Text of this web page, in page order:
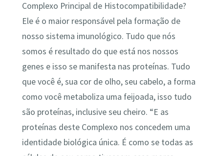
Complexo Principal de Histocompatibilidade?
Ele é o maior responsável pela formação de
nosso sistema imunológico. Tudo que nós
somos é resultado do que está nos nossos
genes e isso se manifesta nas proteínas. Tudo
que você é, sua cor de olho, seu cabelo, a forma
como você metaboliza uma feijoada, isso tudo
são proteínas, inclusive seu cheiro. “E as
proteínas deste Complexo nos concedem uma
identidade biológica única. É como se todas as